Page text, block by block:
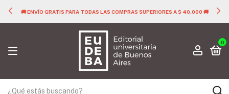
🚚 ENVÍO GRATIS PARA TODAS LAS COMPRAS SUPERIORES A $ 40.000 🚚
0